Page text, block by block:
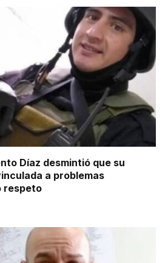
Díaz desmintió que su
a problemas
respeto